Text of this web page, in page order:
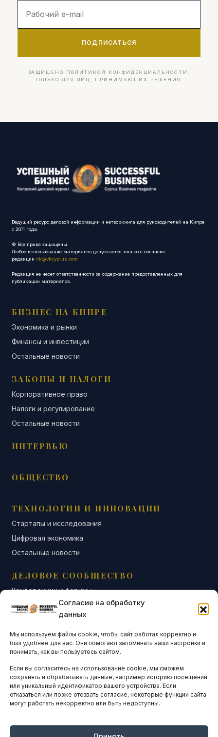
Согласие на обработку
данных
Мы используем файлы cookie, чтобы сайт работал корректно и
был удобнее для вас. Они помогают запоминать ваши настройки и
понимать, как вы пользуетесь сайтом.
Если вы согласитесь на использование cookie, мы сможем
сохранять и обрабатывать данные, например историю посещений
или уникальный идентификатор вашего устройства. Если
отказаться или позже отозвать согласие, некоторые функции сайта
могут работать некорректно или быть недоступны.
ПОДПИСАТЬСЯ
ЗАЩИЩЕНО ПОЛИТИКОЙ КОНФИДЕНЦИАЛЬНОСТИ.
ТОЛЬКО ДЛЯ ЛИЦ, ПРИНИМАЮЩИХ РЕШЕНИЯ.
Ведущий ресурс деловой информации и нетворкинга для руководителей на Кипре
с 2011 года.
© Все права защищены.
Любое использование материалов допускается только с согласия
редакции nk@vkcyprus.com
Редакция не несет ответственности за содержание предоставленных для
публикации материалов.
БИЗНЕС НА КИПРЕ
Экономика и рынки
Финансы и инвестиции
Остальные новости
ЗАКОНЫ И НАЛОГИ
Корпоративное право
Налоги и регулирование
Остальные новости
ИНТЕРВЬЮ
ОБЩЕСТВО
ТЕХНОЛОГИИ И ИННОВАЦИИ
Стартапы и исследования
Цифровая экономика
Остальные новости
ДЕЛОВОЕ СООБЩЕСТВО
Конференции и форумы
Бизнес-клубы и ассоциации
Остальные новости
АНАЛИТИКА И СТАТИСТИКА
ARTICLES IN ENGLISH
НАВИГАЦИЯ